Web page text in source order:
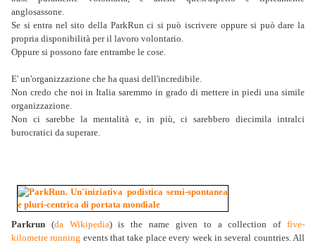
anglosassone.
Se si entra nel sito della ParkRun ci si può iscrivere oppure si può dare la
propria disponibilità per il lavoro volontario.
Oppure si possono fare entrambe le cose.
E' un'organizzazione che ha quasi dell'incredibile.
Non credo che noi in Italia saremmo in grado di mettere in piedi una simile
organizzazione.
Non ci sarebbe la mentalità e, in più, ci sarebbero diecimila intralci
burocratici da superare.
Parkrun (da Wikipedia) is the name given to a collection offive-
kilometre running events that take place every week in several countries. All